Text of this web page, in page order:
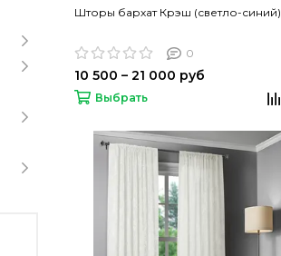
Шторы бархат Крэш (светло-синий)
0
10 500 – 21 000 руб
Выбрать